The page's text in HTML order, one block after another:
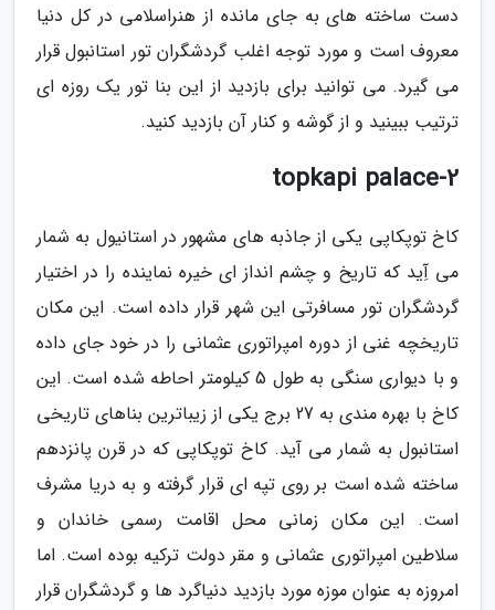
دست ساخته های به جای مانده از هنراسلامی در کل دنیا
معروف است و مورد توجه اغلب گردشگران تور استانبول قرار
می گیرد. می توانید برای بازدید از این بنا تور یک روزه ای
ترتیب ببینید و از گوشه و کنار آن بازدید کنید.
2-topkapi palace
کاخ توپکاپی یکی از جاذبه های مشهور در استانیول به شمار
می آِید که تاریخ و چشم انداز ای خیره نماینده را در اختیار
گردشگران تور مسافرتی این شهر قرار داده است. این مکان
تاریخچه غنی از دوره امپراتوری عثمانی را در خود جای داده
و با دیواری سنگی به طول 5 کیلومتر احاطه شده است. این
کاخ با بهره مندی به 27 برج یکی از زیباترین بناهای تاریخی
استانبول به شمار می آید. کاخ توپکاپی که در قرن پانزدهم
ساخته شده است بر روی تپه ای قرار گرفته و به دریا مشرف
است. این مکان زمانی محل اقامت رسمی خاندان و
سلاطین امپراتوری عثمانی و مقر دولت ترکیه بوده است. اما
امروزه به عنوان موزه مورد بازدید دنیاگرد ها و گردشگران قرار